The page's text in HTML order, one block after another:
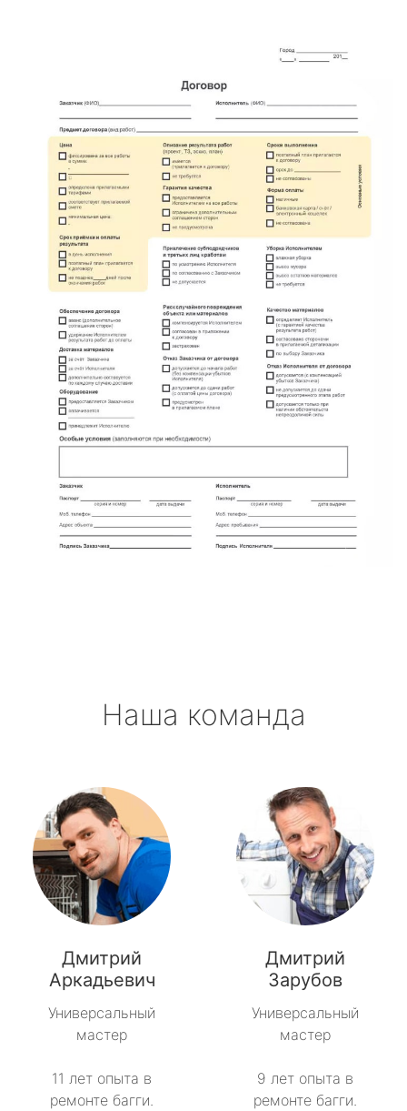
Наша команда
Дмитрий
Аркадьевич
Универсальный
мастер
11 лет опыта в
ремонте багги.
Дмитрий
Зарубов
Универсальный
мастер
9 лет опыта в
ремонте багги.